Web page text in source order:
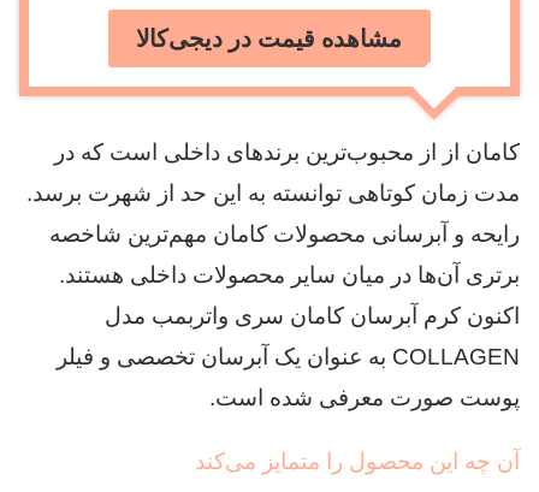
مشاهده قیمت در دیجی‌کالا
کامان از از محبوب‌ترین برندهای داخلی است که در
مدت زمان کوتاهی توانسته به این حد از شهرت برسد.
رایحه و آبرسانی محصولات کامان مهم‌ترین شاخصه
برتری آن‌ها در میان سایر محصولات داخلی هستند.
اکنون کرم آبرسان کامان سری واتربمب مدل
COLLAGEN به عنوان یک آبرسان تخصصی و فیلر
پوست صورت معرفی شده است.
آن چه این محصول را متمایز می‌کند